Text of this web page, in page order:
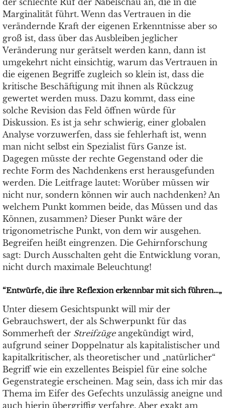
der schlechte Ruf der Nabelschau an, die in die
Marginalität führt. Wenn das Vertrauen in die
verändernde Kraft der eigenen Erkenntnisse aber so
groß ist, dass über das Ausbleiben jeglicher
Veränderung nur gerätselt werden kann, dann ist
umgekehrt nicht einsichtig, warum das Vertrauen in
die eigenen Begriffe zugleich so klein ist, dass die
kritische Beschäftigung mit ihnen als Rückzug
gewertet werden muss. Dazu kommt, dass eine
solche Revision das Feld öffnen würde für
Diskussion. Es ist ja sehr schwierig, einer globalen
Analyse vorzuwerfen, dass sie fehlerhaft ist, wenn
man nicht selbst ein Spezialist fürs Ganze ist.
Dagegen müsste der rechte Gegenstand oder die
rechte Form des Nachdenkens erst herausgefunden
werden. Die Leitfrage lautet: Worüber müssen wir
nicht nur, sondern können wir auch nachdenken? An
welchem Punkt kommen beide, das Müssen und das
Können, zusammen? Dieser Punkt wäre der
trigonometrische Punkt, von dem wir ausgehen.
Begreifen heißt eingrenzen. Die Gehirnforschung
sagt: Durch Ausschalten geht die Entwicklung voran,
nicht durch maximale Beleuchtung!
“Entwürfe, die ihre Reflexion erkennbar mit sich führen…„
Unter diesem Gesichtspunkt will mir der
Gebrauchswert, der als Schwerpunkt für das
Sommerheft der Streifzügeangekündigt wird,
aufgrund seiner Doppelnatur als kapitalistischer und
kapitalkritischer‚ als theoretischer und „natürlicher“
Begriff wie ein exzellentes Beispiel für eine solche
Gegenstrategie erscheinen. Mag sein, dass ich mir das
Thema im Eifer des Gefechts unzulässig aneigne und
auch hierin übergriffig verfahre. Aber exakt am